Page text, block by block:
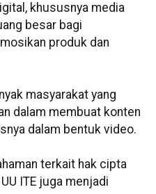
khususnya media
besar bagi
produk dan
masyarakat yang
dalam membuat konten
dalam bentuk video.
terkait hak cipta
ITE juga menjadi